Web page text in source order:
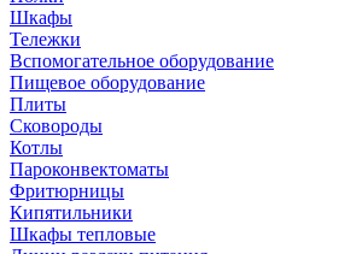
Шкафы
Тележки
Вспомогательное оборудование
Пищевое оборудование
Плиты
Сковороды
Котлы
Пароконвектоматы
Фритюрницы
Кипятильники
Шкафы тепловые